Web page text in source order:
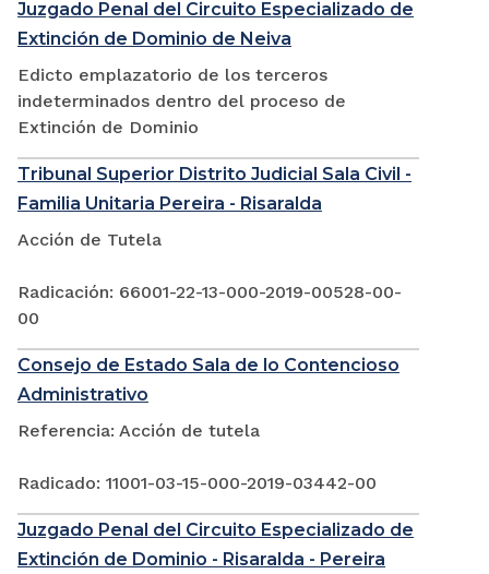
Juzgado Penal del Circuito Especializado de
Extinción de Dominio de Neiva
Edicto emplazatorio de los terceros
indeterminados dentro del proceso de
Extinción de Dominio
Tribunal Superior Distrito Judicial Sala Civil -
Familia Unitaria Pereira - Risaralda
Acción de Tutela
Radicación: 66001-22-13-000-2019-00528-00-
00
Consejo de Estado Sala de lo Contencioso
Administrativo
Referencia: Acción de tutela
Radicado: 11001-03-15-000-2019-03442-00
Juzgado Penal del Circuito Especializado de
Extinción de Dominio - Risaralda - Pereira